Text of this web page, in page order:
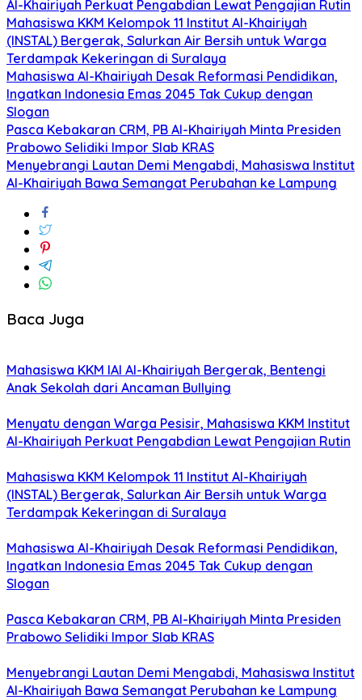
Al-Khairiyah Perkuat Pengabdian Lewat Pengajian Rutin
Mahasiswa KKM Kelompok 11 Institut Al-Khairiyah
(INSTAL) Bergerak, Salurkan Air Bersih untuk Warga
Terdampak Kekeringan di Suralaya
Mahasiswa Al-Khairiyah Desak Reformasi Pendidikan,
Ingatkan Indonesia Emas 2045 Tak Cukup dengan
Slogan
Pasca Kebakaran CRM, PB Al-Khairiyah Minta Presiden
Prabowo Selidiki Impor Slab KRAS
Menyebrangi Lautan Demi Mengabdi, Mahasiswa Institut
Al-Khairiyah Bawa Semangat Perubahan ke Lampung
Baca Juga
Mahasiswa KKM IAI Al-Khairiyah Bergerak, Bentengi
Anak Sekolah dari Ancaman Bullying
Menyatu dengan Warga Pesisir, Mahasiswa KKM Institut
Al-Khairiyah Perkuat Pengabdian Lewat Pengajian Rutin
Mahasiswa KKM Kelompok 11 Institut Al-Khairiyah
(INSTAL) Bergerak, Salurkan Air Bersih untuk Warga
Terdampak Kekeringan di Suralaya
Mahasiswa Al-Khairiyah Desak Reformasi Pendidikan,
Ingatkan Indonesia Emas 2045 Tak Cukup dengan
Slogan
Pasca Kebakaran CRM, PB Al-Khairiyah Minta Presiden
Prabowo Selidiki Impor Slab KRAS
Menyebrangi Lautan Demi Mengabdi, Mahasiswa Institut
Al-Khairiyah Bawa Semangat Perubahan ke Lampung